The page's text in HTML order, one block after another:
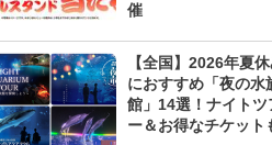
催
【全国】2026年夏
におすすめ「夜の水
館」14選！ナイトツ
ー＆お得なチケット